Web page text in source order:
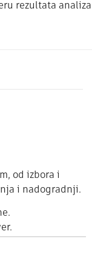
rezultata
od izbora i
i nadogradnji.